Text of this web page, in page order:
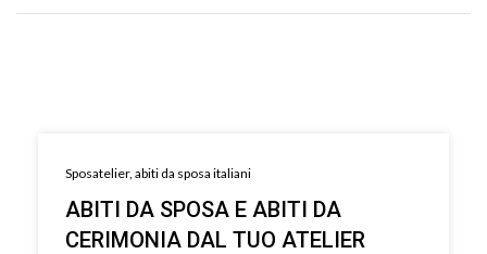
Sposatelier, abiti da sposa italiani
ABITI DA SPOSA E ABITI DA
CERIMONIA DAL TUO ATELIER